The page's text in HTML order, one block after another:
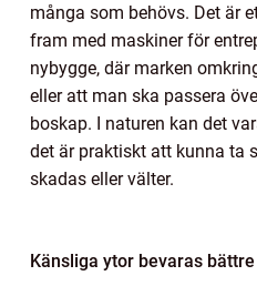
många som behövs. Det är
fram med maskiner för
nybygge, där marken
eller att man ska passera
boskap. I naturen kan det
det är praktiskt att kunna ta
skadas eller välter.
Känsliga ytor bevaras bättre